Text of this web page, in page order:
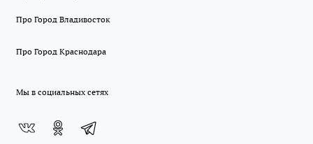
Про Город Владивосток
Про Город Краснодара
Мы в социальных сетях